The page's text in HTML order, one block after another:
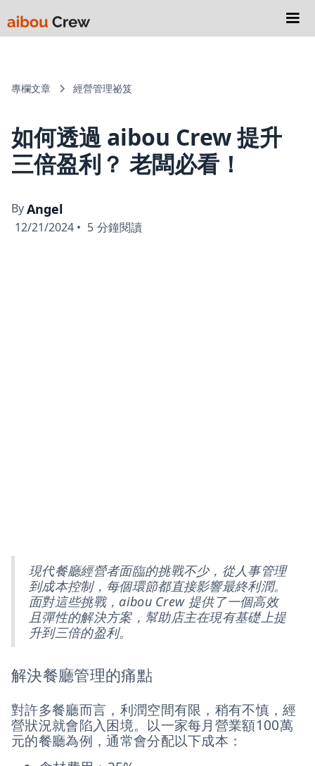
專欄文章 經營管理祕笈
如何透過 aibou Crew 提升
三倍盈利？ 老闆必看！
ByAngel
12/21/2024 • 5 分鐘閱讀
現代餐廳經營者面臨的挑戰不少，從人事管理
到成本控制，每個環節都直接影響最終利潤。
面對這些挑戰，aibou Crew 提供了一個高效
且彈性的解決方案，幫助店主在現有基礎上提
升到三倍的盈利。
解決餐廳管理的痛點
對許多餐廳而言，利潤空間有限，稍有不慎，經
營狀況就會陷入困境。以一家每月營業額100萬
元的餐廳為例，通常會分配以下成本：